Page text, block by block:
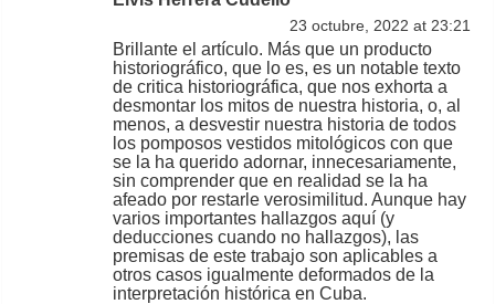
23 octubre, 2022 at 23:21
Brillante el artículo. Más que un producto
historiográfico, que lo es, es un notable texto
de critica historiográfica, que nos exhorta a
desmontar los mitos de nuestra historia, o, al
menos, a desvestir nuestra historia de todos
los pomposos vestidos mitológicos con que
se la ha querido adornar, innecesariamente,
sin comprender que en realidad se la ha
afeado por restarle verosimilitud. Aunque hay
varios importantes hallazgos aquí (y
deducciones cuando no hallazgos), las
premisas de este trabajo son aplicables a
otros casos igualmente deformados de la
interpretación histórica en Cuba.